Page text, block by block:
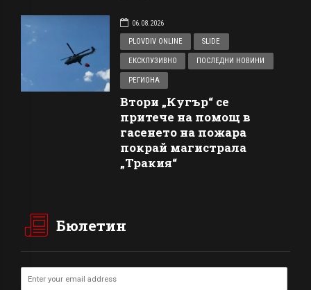
06.08.2026
PLOVDIV ONLINE
SLIDE
ЕКСКЛУЗИВНО ПОСЛЕДНИ НОВИНИ
РЕГИОНА
Втори „Кугър“ се
притече на помощ в
гасенето на пожара
покрай магистрала
„Тракия“
Бюлетин